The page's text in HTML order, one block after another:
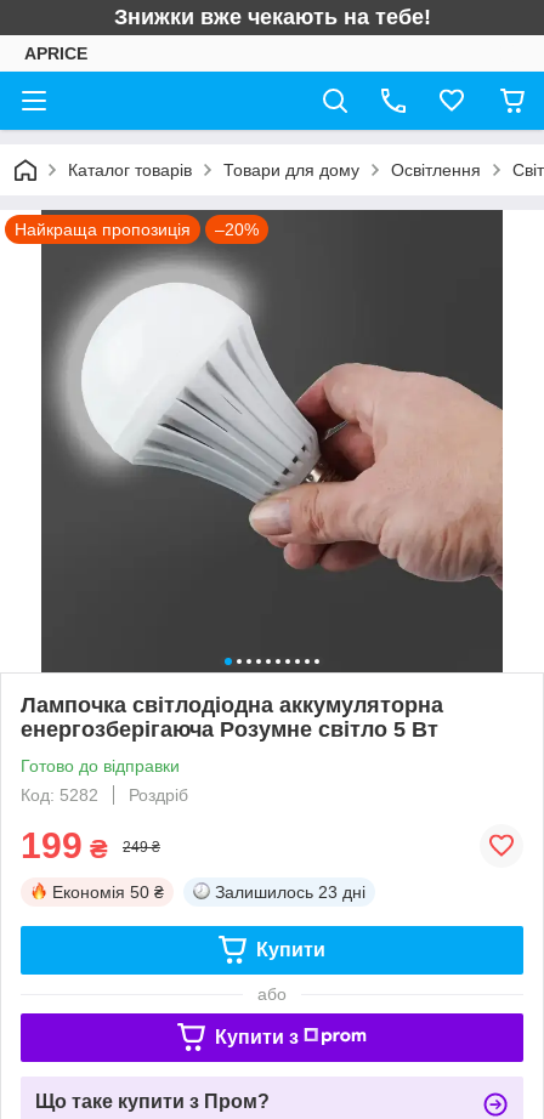
Знижки вже чекають на тебе!
APRICE
Каталог товарів Товари для дому Освітлення
Найкраща пропозиція –20%
Лампочка світлодіодна аккумуляторна
енергозберігаюча Розумне світло 5 Вт
Готово до відправки
Код: 5282
Роздріб
199 ₴ 249 ₴
Економія 50 ₴ Залишилось 23 дні
Купити
або
Купити з
Що таке купити з Пром?